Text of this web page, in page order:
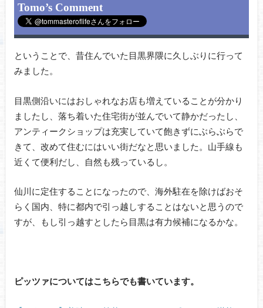
Tomo’s Comment
ということで、昔住んでいた目黒界隈に久しぶりに行って
みました。
目黒側沿いにはおしゃれなお店も増えていることが分かり
ましたし、落ち着いた住宅街が並んでいて静かだったし、
アンティークショップは充実していて飽きずにぶらぶらで
きて、改めて住むにはいい街だなと思いました。山手線も
近くて便利だし、自然も残っているし。
仙川に定住することになったので、海外駐在を除けばおそ
らく国内、特に都内で引っ越しすることはないと思うので
すが、もし引っ越すとしたら目黒は有力候補になるかな。
ピッツァについてはこちらでも書いています。